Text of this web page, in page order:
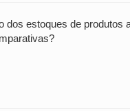
dos estoques de